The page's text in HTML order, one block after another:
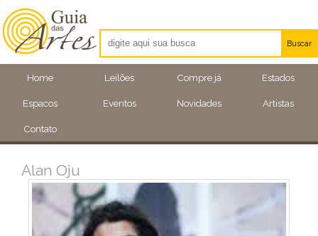
Home Leilões Compre já Estados
Espacos Eventos Novidades Artistas
Contato
Buscar
Artistas
Eventos
Alan Oju